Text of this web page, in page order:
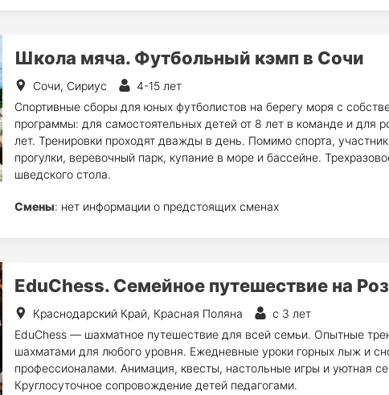
Школа мяча. Футбольный кэмп в Сочи
Сочи, Сириус
4-15 лет
Спортивные сборы для юных футболистов на берегу моря с
программы: для самостоятельных детей от 8 лет в команде и для
лет. Тренировки проходят дважды в день. Помимо спорта,
прогулки, веревочный парк, купание в море и бассейне.
шведского стола.
Смены: нет информации о предстоящих сменах
EduChess. Семейное путешествие на
Краснодарский Край, Красная Поляна
с 3 лет
EduChess — шахматное путешествие для всей семьи. Опытные
шахматами для любого уровня. Ежедневные уроки горных лыж и
профессионалами. Анимация, квесты, настольные игры и уютная
Круглосуточное сопровождение детей педагогами.